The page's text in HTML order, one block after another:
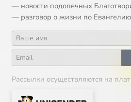
— новости подопечных
— разговор о жизни по
Рассылки осуществляются на